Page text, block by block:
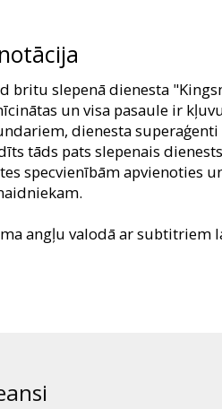
britu slepenā dienesta
un visa pasaule ir
dienesta
tāds pats slepenais
specvienībām apvienoties
angļu valodā ar subtitriem